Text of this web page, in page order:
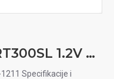
Cameron Sino CS-PRT300SL 1.2V 2000mAh Ni-MH baterija za aparat za brijanje Panasonic DentaCare EW-1211
Specifikacije i